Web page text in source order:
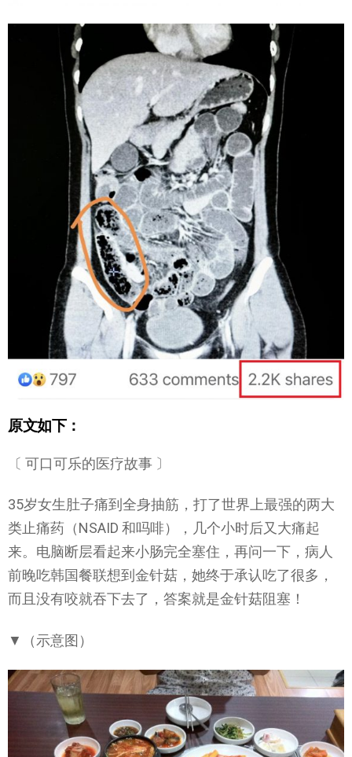
原文如下：
〔 可口可乐的医疗故事 〕
35岁女生肚子痛到全身抽筋，打了世界上最强的两大
类止痛药（NSAID 和吗啡），几个小时后又大痛起
来。电脑断层看起来小肠完全塞住，再问一下，病人
前晚吃韩国餐联想到金针菇，她终于承认吃了很多，
而且没有咬就吞下去了，答案就是金针菇阻塞！
▼（示意图）